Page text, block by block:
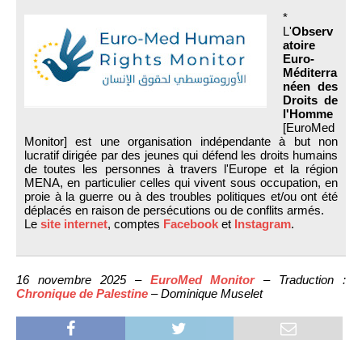
*
L'Observ
atoire
Euro-
Méditerra
néen des
Droits de
l'Homme
[EuroMed
Monitor] est une organisation indépendante à but non
lucratif dirigée par des jeunes qui défend les droits humains
de toutes les personnes à travers l'Europe et la région
MENA, en particulier celles qui vivent sous occupation, en
proie à la guerre ou à des troubles politiques et/ou ont été
déplacés en raison de persécutions ou de conflits armés.
Le site internet, comptes Facebook et Instagram.
16 novembre 2025 – EuroMed Monitor– Traduction :
Chronique de Palestine – Dominique Muselet